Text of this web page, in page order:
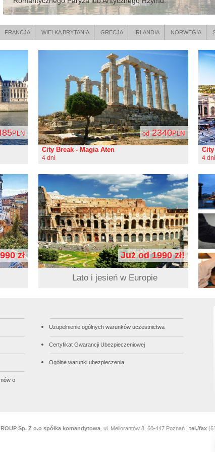
FRANCJA WIELKA BRYTANIA GRECJA IRLANDIA NORWEGIA
PLN od2340PLN
City Break - Magia Aten
4 dni 4 dni
zł Już od 1990 zł!
Lato i jesień w Europie
o
Uzupełnienie ogólnych warunków uczestnictwa
Certyfikat Gwarancji Ubezpieczeniowej
Ogólne warunki ubezpieczenia
Sp. Z o.o spółka komandytowa, ul. Meliorantów 8, 60-447 Poznań | tel./fax